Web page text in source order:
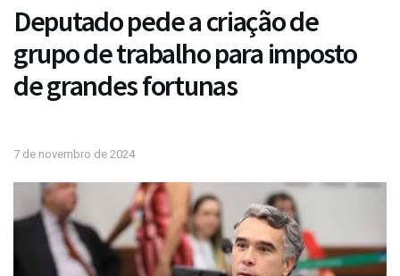
Deputado pede a criação de
grupo de trabalho para imposto
de grandes fortunas
7 de novembro de 2024